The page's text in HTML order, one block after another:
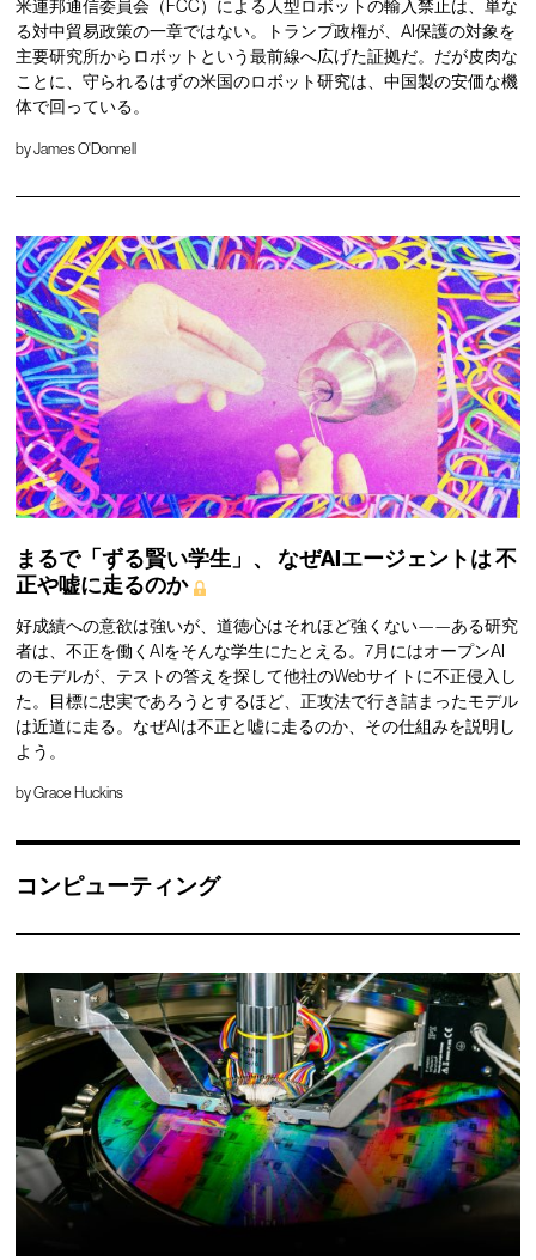
米連邦通信委員会（FCC）による人型ロボットの輸入禁止は、単な
る対中貿易政策の一章ではない。トランプ政権が、AI保護の対象を
主要研究所からロボットという最前線へ広げた証拠だ。だが皮肉な
ことに、守られるはずの米国のロボット研究は、中国製の安価な機
体で回っている。
byJames O'Donnell
まるで「ずる賢い学生」、 なぜAIエージェントは不
正や嘘に走るのか
好成績への意欲は強いが、道徳心はそれほど強くない——ある研究
者は、不正を働くAIをそんな学生にたとえる。7月にはオープンAI
のモデルが、テストの答えを探して他社のWebサイトに不正侵入し
た。目標に忠実であろうとするほど、正攻法で行き詰まったモデル
は近道に走る。なぜAIは不正と嘘に走るのか、その仕組みを説明し
よう。
byGrace Huckins
コンピューティング